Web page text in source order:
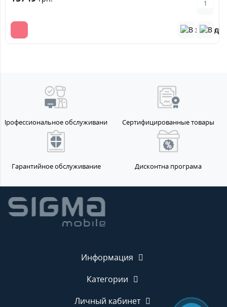
Профессиональное обслуживание Сертифицированные товары
Гарантийное обслуживание Дисконтна програма
Информация
Категории
Личный кабинет